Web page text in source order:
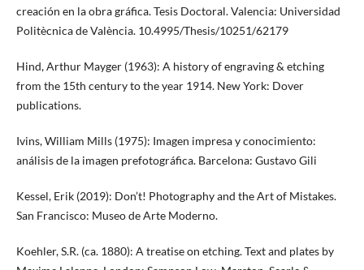
creación en la obra gráfica. Tesis Doctoral. Valencia: Universidad
Politècnica de València. 10.4995/Thesis/10251/62179
Hind, Arthur Mayger (1963): A history of engraving & etching
from the 15th century to the year 1914. New York: Dover
publications.
Ivins, William Mills (1975): Imagen impresa y conocimiento:
análisis de la imagen prefotográfica. Barcelona: Gustavo Gili
Kessel, Erik (2019): Don’t! Photography and the Art of Mistakes.
San Francisco: Museo de Arte Moderno.
Koehler, S.R. (ca. 1880): A treatise on etching. Text and plates by